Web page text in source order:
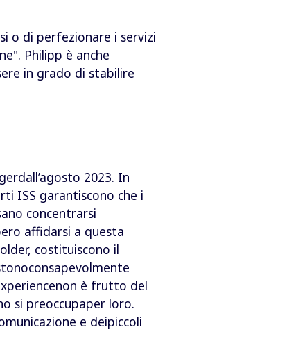
o di perfezionare i servizi
Philipp è anche
in grado di stabilire
2023. In
ISS garantiscono che i
concentrarsi
affidarsi a questa
costituiscono il
è frutto del
si preoccupaper loro.
e deipiccoli